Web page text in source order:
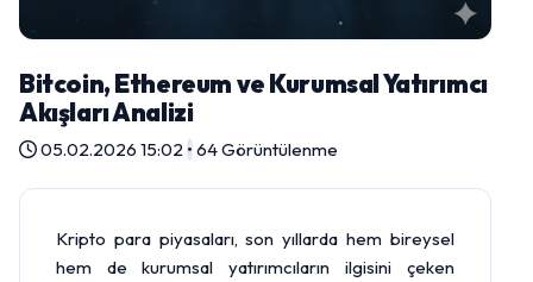
Bitcoin, Ethereum ve Kurumsal Yatırımcı
Akışları Analizi
05.02.2026 15:02 •64 Görüntülenme
Kripto para piyasaları, son yıllarda hem bireysel
hem de kurumsal yatırımcıların ilgisini çeken